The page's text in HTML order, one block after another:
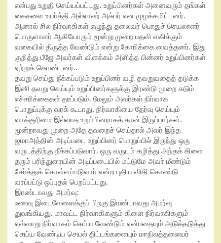
என்பது உறுதி செய்யப்பட்டது. உறுப்பினர்கள் அனைவரும் தங்கள்
கைகளை உயர்த்தி அல்லாஹ் அக்பர் என முழக்கமிட்டனர்.
ஆனால் சில நிர்வாகிகள் எழுந்து தலைவர் பொதுச் செயலாளர்
பொருளாளர் ஆகியோரும் மூன்று முறை பதவி வகிக்கும்
வகையில் திருத்த வேண்டும் என்று கோரிக்கை வைத்தனர். இது
குறித்து பீஜே அவர்கள் விளக்கம் அளித்த பின்னர் உறுப்பினர்கள்
ஏற்றுக் கொண்டனர்..
தவறு செய்து நீக்கப்படும் உறுப்பினர் வழி தவறுவதைத் தடுக்க
இனி தவறு செய்யும் உறுப்பினர்களுக்கு இரண்டு முறை கடும்
எச்சரிக்கைகள் தரப்படும். மேலும் அவர்கள் நிர்வாக
பொறுப்புக்கு வரக் கூடாது, நிர்வாகியை தேர்வு செய்யும்
வாக்குரிமை இல்லாத உறுப்பினராகத் தான் இருப்பார்கள்.
மூன்றாவது முறை அதே தவறைச் செய்தால் அவர் இந்த
ஜமாஅத்தின் அடிப்படை உறுப்பினர் பொறுப்பில் இருந்து ஒரு
வருடத்திற்கு நீக்கப்படுவார். ஒரு வருடம் கழித்து அந்தக் கிளை
தரும் பரிந்துரையின் அடிப்படையில் மட்டுமே அவர் மீண்டும்
சேர்த்துக் கொள்ளப்படுவார் என்ற புதிய விதி கொண்டு
வரப்பட்டு ஒப்புதல் பெறப்பட்டது.
இரண்டாவது அமர்வு:
உணவு இடைவேளைக்குப் பிறகு இரண்டாவது அமர்வு
துவங்கியது. மாவட்ட நிர்வாகிகளும் கிளை நிர்வாகிகளும்
எவ்வாறு நிர்வாகம் செய்ய வேண்டும் என்பதையும் அடுத்தடுத்து
செய்ய வேண்டிய செயல் திட்டங்களையும் மாநிலத்தலைவர்